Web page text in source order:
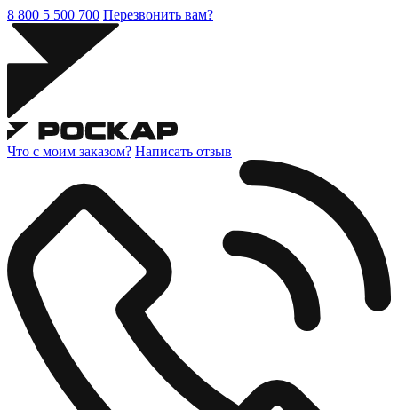
8 800 5 500 700 Перезвонить вам?
Что с моим заказом? Написать отзыв